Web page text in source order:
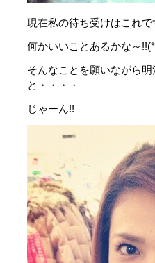
現在私の待ち受けはこれで
何かいいことあるかな～
そんなことを願いながら
と・・・・
じゃーん!!